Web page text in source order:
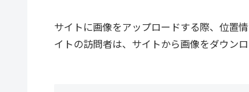
サイトに画像をアップロードする際、位置
イトの訪問者は、サイトから画像をダウン